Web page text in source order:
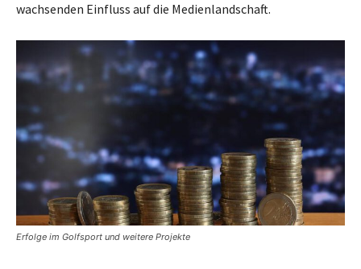
wachsenden Einfluss auf die Medienlandschaft.
Erfolge im Golfsport und weitere Projekte